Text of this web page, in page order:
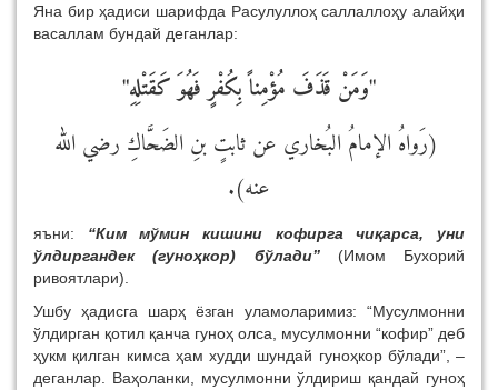
Яна бир ҳадиси шарифда Расулуллоҳ саллаллоҳу алайҳи
васаллам бундай деганлар:
"وَمَنْ قَذَفَ مُؤْمِناً بِكُفْرٍ فَهُوَ كَقَتْلِهِ"
(رَواهُ الإمامُ البُخاري عن ثابتٍ بنِ الضَحَّاكِ رضي الله
عنه).
яъни: “Ким мўмин кишини кофирга чиқарса, уни
ўлдиргандек (гуноҳкор) бўлади” (Имом Бухорий
ривоятлари).
Ушбу ҳадисга шарҳ ёзган уламоларимиз: “Мусулмонни
ўлдирган қотил қанча гуноҳ олса, мусулмонни “кофир” деб
ҳукм қилган кимса ҳам худди шундай гуноҳкор бўлади”, –
деганлар. Ваҳоланки, мусулмонни ўлдириш қандай гуноҳ